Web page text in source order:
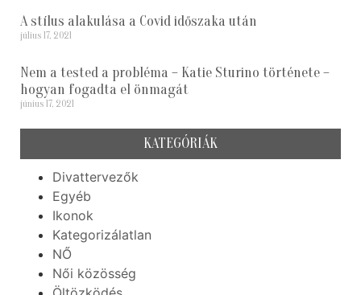
A stílus alakulása a Covid időszaka után
július 17, 2021
Nem a tested a probléma – Katie Sturino története –
hogyan fogadta el önmagát
június 17, 2021
KATEGÓRIÁK
Divattervezők
Egyéb
Ikonok
Kategorizálatlan
NŐ
Női közösség